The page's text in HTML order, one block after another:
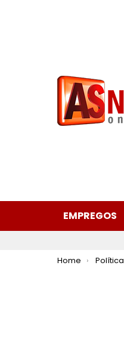
EMPREGOS
You are here:
Home Política